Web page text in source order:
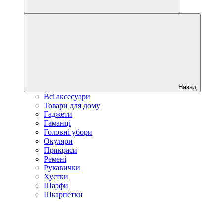
Назад
Всі аксесуари
Товари для дому
Гаджети
Гаманці
Головні убори
Окуляри
Прикраси
Ремені
Рукавички
Хустки
Шарфи
Шкарпетки